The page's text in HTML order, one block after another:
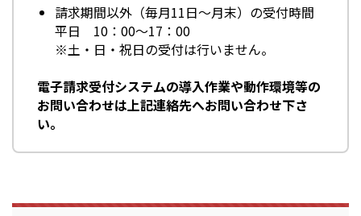
請求期間以外（毎月11日～月末）の受付時間
平日 10：00～17：00
※土・日・祝日の受付は行いません。
電子請求受付システムの導入作業や動作環境等の
お問い合わせは上記連絡先へお問い合わせ下さ
い。